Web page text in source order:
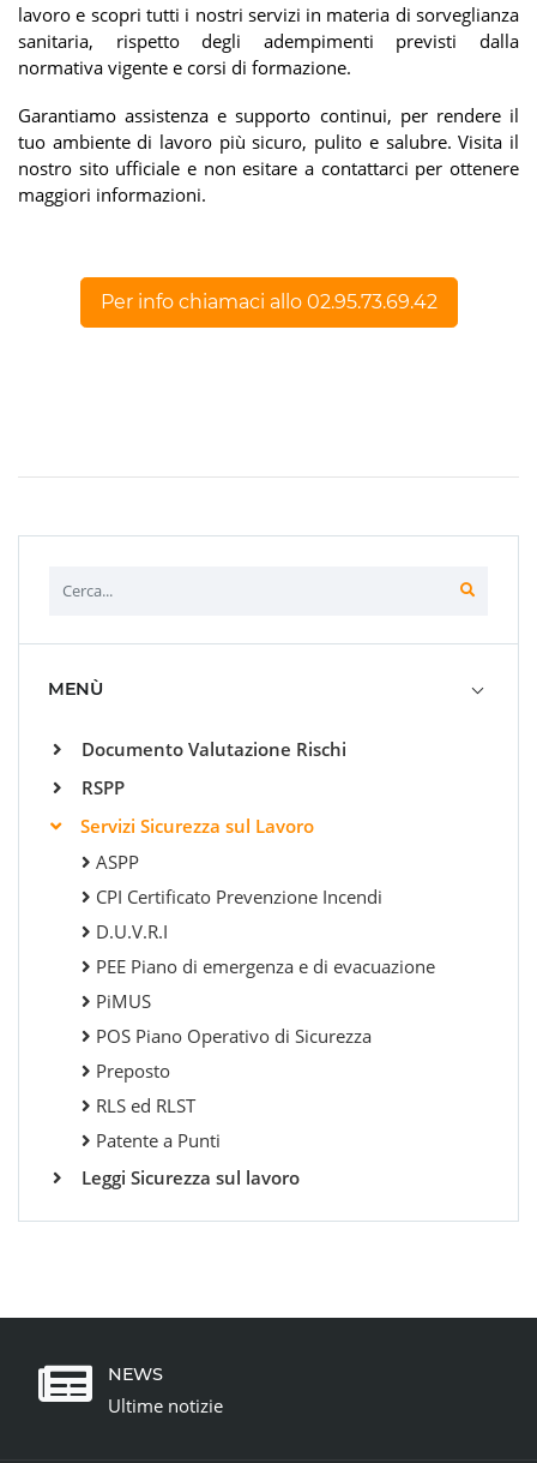
lavoro e scopri tutti i nostri servizi in materia di sorveglianza
sanitaria, rispetto degli adempimenti previsti dalla
normativa vigente e corsi di formazione.
Garantiamo assistenza e supporto continui, per rendere il
tuo ambiente di lavoro più sicuro, pulito e salubre. Visita il
nostro sito ufficiale e non esitare a contattarci per ottenere
maggiori informazioni.
Per info chiamaci allo 02.95.73.69.42
MENÙ
Documento Valutazione Rischi
RSPP
Servizi Sicurezza sul Lavoro
ASPP
CPI Certificato Prevenzione Incendi
D.U.V.R.I
PEE Piano di emergenza e di evacuazione
PiMUS
POS Piano Operativo di Sicurezza
Preposto
RLS ed RLST
Patente a Punti
Leggi Sicurezza sul lavoro
NEWS
Ultime notizie